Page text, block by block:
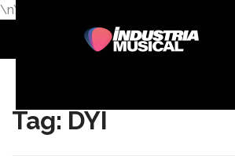
\n\n
Tag: DYI